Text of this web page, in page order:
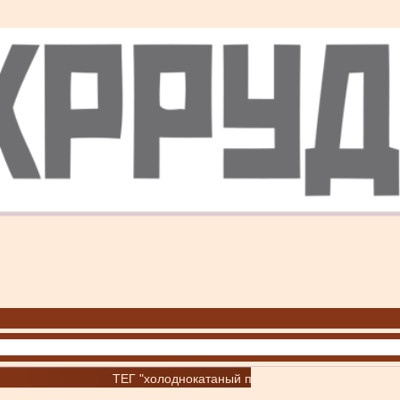
ТЕГ "холоднокатаный прокат"